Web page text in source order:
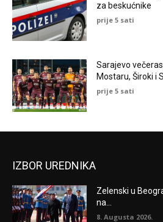
za beskućnike
prije 5 sati
Sarajevo
Mostaru, Široki i
prije 5 sati
IZBOR UREDNIKA
Zelenski u
na...
8. Augusta 2026.